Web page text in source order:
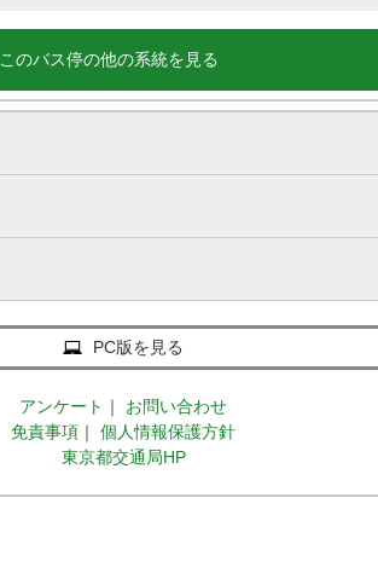
このバス停の他の系統を見る
PC版を見る
アンケート ｜
お問い合わせ
免責事項 ｜
個人情報保護方針
東京都交通局HP